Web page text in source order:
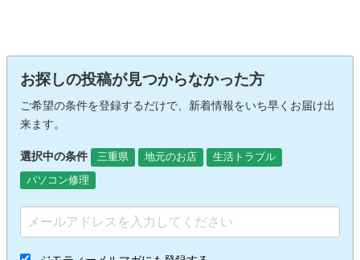
お探しの投稿が見つからなかった方
ご希望の条件を登録するだけで、新着情報をいち早くお届け出
来ます。
選択中の条件 三重県 地元のお店
生活トラブル
パソコン修理